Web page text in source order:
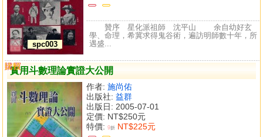
spc003
贊序 星化派祖師 沈平山 余自幼好玄
學、命理，希冀求得鬼谷術，遍訪明師數十年，所
遇盛...
實用斗數理論實證大公開
作者: 施尚佑
出版社: 益群
出版日: 2005-07-01
定價: NT$250元
特價: 9折 NT$225元
購買
比較